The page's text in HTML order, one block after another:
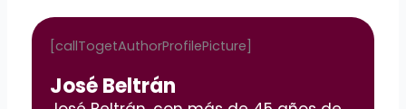
[callTogetAuthorProfilePicture]
José Beltrán